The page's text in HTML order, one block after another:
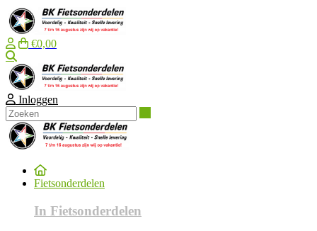
€0,00
Inloggen
Fietsonderdelen
In Fietsonderdelen